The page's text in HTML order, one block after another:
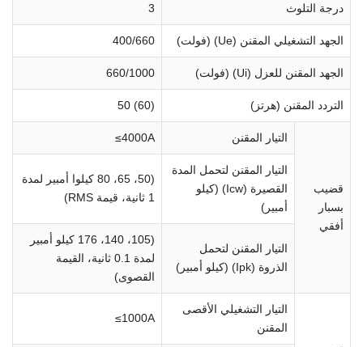
درجة التلوث 3
الجهد التشغيلي المقنن (Ue) (فولت) 400/660
الجهد المقنن للعزل (Ui) (فولت) 660/1000
التردد المقنن (هرتز) 50 (60)
قضيب
بسبار
أفقي
التيار المقنن ≤4000A
التيار المقنن لتحمل المدة
القصيرة (Icw) (كيلو
أمبير)
(50، 65، 80 كيلوا أمبير لمدة
1 ثانية، قيمة RMS)
التيار المقنن لتحمل
الذروة (Ipk) (كيلو أمبير)
(105، 140، 176 كيلو أمبير
لمدة 0.1 ثانية، القيمة
القصوى)
التيار التشغيلي الأقصى
المقنن
≤1000A